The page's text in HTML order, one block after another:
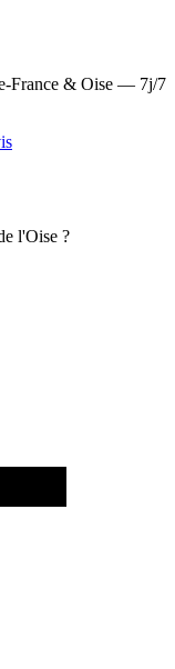
France & Oise — 7j/7
l'Oise ?